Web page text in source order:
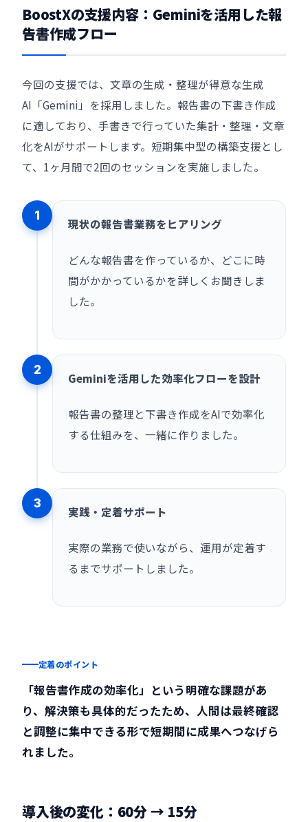
BoostXの支援内容：Geminiを活用した報
告書作成フロー
今回の支援では、文章の生成・整理が得意な生成
AI「Gemini」を採用しました。報告書の下書き作成
に適しており、手書きで行っていた集計・整理・文章
化をAIがサポートします。短期集中型の構築支援とし
て、1ヶ月間で2回のセッションを実施しました。
1
現状の報告書業務をヒアリング
どんな報告書を作っているか、どこに時
間がかかっているかを詳しくお聞きしま
した。
2
Geminiを活用した効率化フローを設計
報告書の整理と下書き作成をAIで効率化
する仕組みを、一緒に作りました。
3
実践・定着サポート
実際の業務で使いながら、運用が定着す
るまでサポートしました。
定着のポイント
「報告書作成の効率化」という明確な課題があ
り、解決策も具体的だったため、人間は最終確認
と調整に集中できる形で短期間に成果へつなげら
れました。
導入後の変化：60分 → 15分